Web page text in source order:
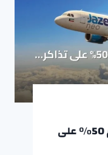
طيران الجزيرة يعلن عن خصم 50% على